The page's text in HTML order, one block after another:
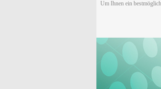
Um Ihnen ein